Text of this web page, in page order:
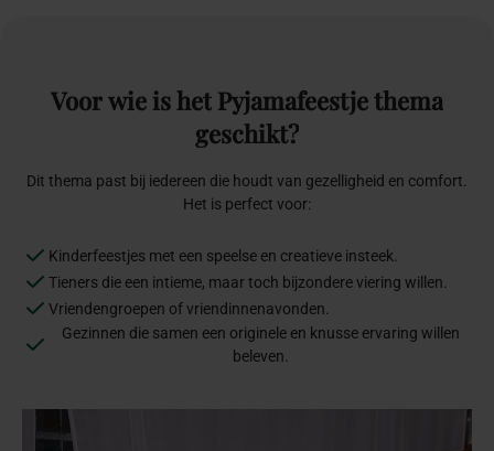
Voorwie ishet Pyjamafeestjethema
geschikt?
Dit thema past bij iedereen die houdt van gezelligheid en comfort.
Het is perfect voor:
Kinderfeestjes met een speelse en creatieve insteek.
Tieners die een intieme, maar toch bijzondere viering willen.
Vriendengroepen of vriendinnenavonden.
Gezinnen die samen een originele en knusse ervaring willen
beleven.